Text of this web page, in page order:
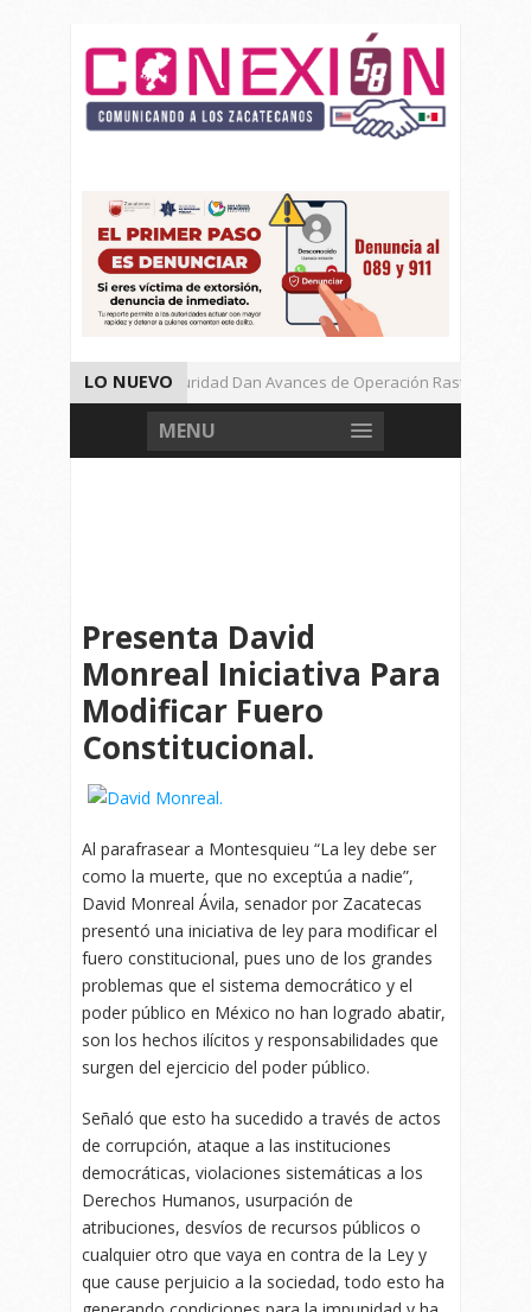
LO NUEVO
Autoridades de Seguridad Dan Avances de Operación Rastrillo.
Gran Festival de Música Electrónica en Festival Cultural de Guadalupe.
MENU
Presenta David
Monreal Iniciativa Para
Modificar Fuero
Constitucional.
Al parafrasear a Montesquieu “La ley debe ser
como la muerte, que no exceptúa a nadie”,
David Monreal Ávila, senador por Zacatecas
presentó una iniciativa de ley para modificar el
fuero constitucional, pues uno de los grandes
problemas que el sistema democrático y el
poder público en México no han logrado abatir,
son los hechos ilícitos y responsabilidades que
surgen del ejercicio del poder público.
Señaló que esto ha sucedido a través de actos
de corrupción, ataque a las instituciones
democráticas, violaciones sistemáticas a los
Derechos Humanos, usurpación de
atribuciones, desvíos de recursos públicos o
cualquier otro que vaya en contra de la Ley y
que cause perjuicio a la sociedad, todo esto ha